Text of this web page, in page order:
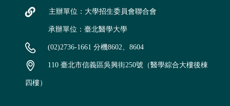
主辦單位：大學招生委員會聯合會
承辦單位：臺北醫學大學
(02)2736-1661 分機8602、8604
110 臺北市信義區吳興街250號（醫學綜合大樓後棟
四樓）